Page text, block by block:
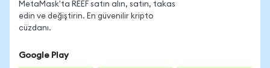
MetaMask'ta REEF satın alın, satın, takas
edin ve değiştirin. En güvenilir kripto
cüzdanı.
Google Play